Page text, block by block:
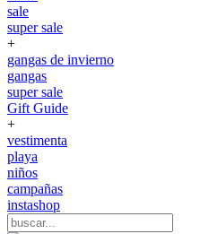
sale
super sale
+
gangas de invierno
gangas
super sale
Gift Guide
+
vestimenta
playa
niños
campañas
instashop